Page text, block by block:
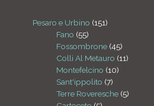
Pesaro e Urbino (151)
Fano (55)
Fossombrone (45)
Colli Al Metauro (11)
Montefelcino (10)
Sant'ippolito (7)
Terre Roveresche (5)